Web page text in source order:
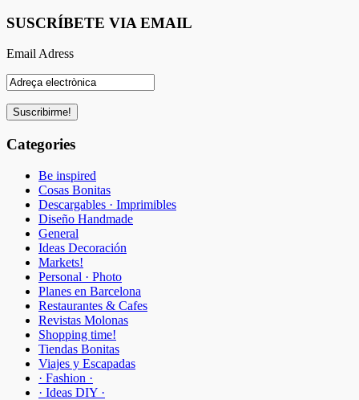
SUSCRÍBETE VIA EMAIL
Email Adress
Categories
Be inspired
Cosas Bonitas
Descargables · Imprimibles
Diseño Handmade
General
Ideas Decoración
Markets!
Personal · Photo
Planes en Barcelona
Restaurantes & Cafes
Revistas Molonas
Shopping time!
Tiendas Bonitas
Viajes y Escapadas
· Fashion ·
· Ideas DIY ·